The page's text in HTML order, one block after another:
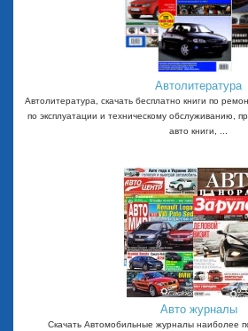
Автолитература
Автолитература, скачать бесплатно книги по
по эксплуатации и техническому обслуживанию,
авто книги, ...
Авто журналы
Скачать Автомобильные журналы наиболее